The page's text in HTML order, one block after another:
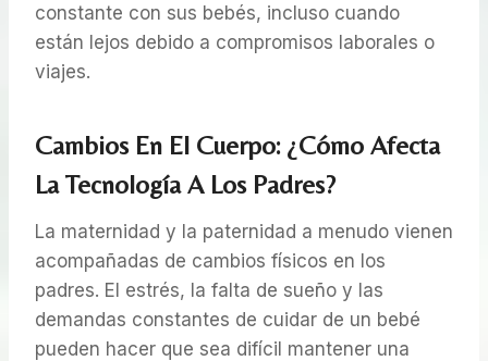
constante con sus bebés, incluso cuando
están lejos debido a compromisos laborales o
viajes.
Cambios En El Cuerpo: ¿Cómo Afecta
La Tecnología A Los Padres?
La maternidad y la paternidad a menudo vienen
acompañadas de cambios físicos en los
padres. El estrés, la falta de sueño y las
demandas constantes de cuidar de un bebé
pueden hacer que sea difícil mantener una